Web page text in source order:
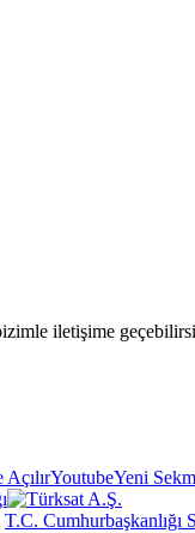
iletişime
AçılırYoutubeYeni
T.C. Cumhurbaşkanlığı